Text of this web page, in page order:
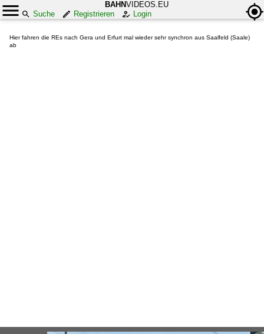
BAHNVIDEOS.EU
Suche
Registrieren Login
Hier fahren die REs nach Gera und Erfurt mal wieder sehr synchron aus Saalfeld (Saale)
ab